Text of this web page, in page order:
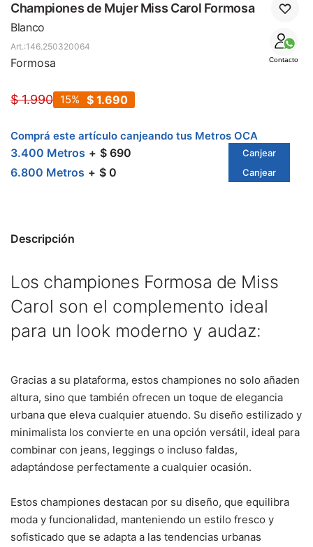
Championes de Mujer Miss Carol Formosa
Blanco
Contacto
146.250320064
Formosa
$ 1.990 $ 1.690
15
Comprá este artículo canjeando tus Metros OCA
3.400 Metros $ 690 Canjear
6.800 Metros $ 0 Canjear
Descripción
Los championes Formosa de Miss
Carol son el complemento ideal
para un look moderno y audaz:
Gracias a su plataforma, estos championes no solo añaden
altura, sino que también ofrecen un toque de elegancia
urbana que eleva cualquier atuendo. Su diseño estilizado y
minimalista los convierte en una opción versátil, ideal para
combinar con jeans, leggings o incluso faldas,
adaptándose perfectamente a cualquier ocasión.
Estos championes destacan por su diseño, que equilibra
moda y funcionalidad, manteniendo un estilo fresco y
sofisticado que se adapta a las tendencias urbanas